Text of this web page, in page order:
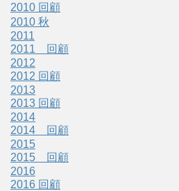
2010 回顧
2010 秋
2011
2011 回顧
2012
2012 回顧
2013
2013 回顧
2014
2014 回顧
2015
2015 回顧
2016
2016 回顧